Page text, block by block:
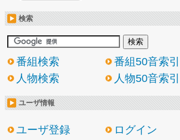
検索
番組検索
番組50音索引
人物検索
人物50音索引
ユーザ情報
ユーザ登録 ログイン